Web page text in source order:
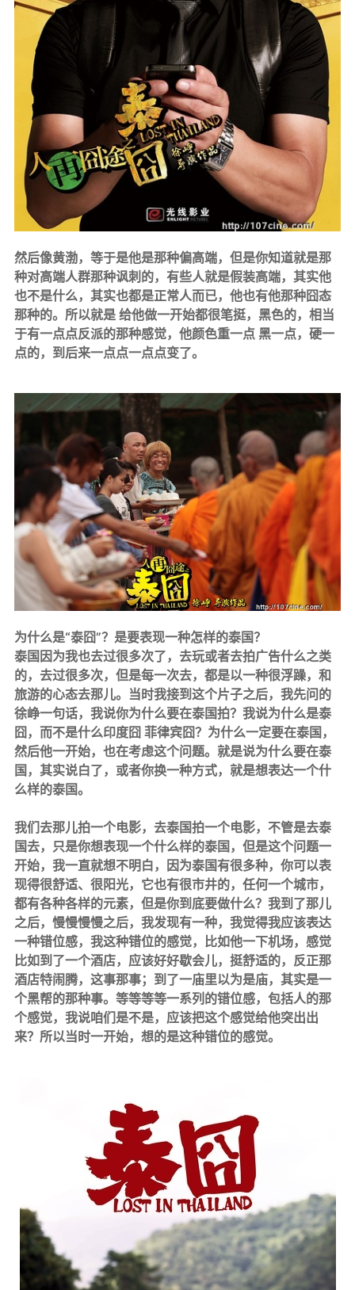
然后像黄渤，等于是他是那种偏高端，但是你知道就是那
种对高端人群那种讽刺的，有些人就是假装高端，其实他
也不是什么，其实也都是正常人而已，他也有他那种囧态
那种的。所以就是 给他做一开始都很笔挺，黑色的，相当
于有一点点反派的那种感觉，他颜色重一点 黑一点，硬一
点的，到后来一点点一点点变了。
为什么是“泰囧”？是要表现一种怎样的泰国？
泰国因为我也去过很多次了，去玩或者去拍广告什么之类
的，去过很多次，但是每一次去，都是以一种很浮躁，和
旅游的心态去那儿。当时我接到这个片子之后，我先问的
徐峥一句话，我说你为什么要在泰国拍？我说为什么是泰
囧，而不是什么印度囧 菲律宾囧？为什么一定要在泰国，
然后他一开始，也在考虑这个问题。就是说为什么要在泰
国，其实说白了，或者你换一种方式，就是想表达一个什
么样的泰国。
我们去那儿拍一个电影，去泰国拍一个电影，不管是去泰
国去，只是你想表现一个什么样的泰国，但是这个问题一
开始，我一直就想不明白，因为泰国有很多种，你可以表
现得很舒适、很阳光，它也有很市井的，任何一个城市，
都有各种各样的元素，但是你到底要做什么？我到了那儿
之后，慢慢慢慢之后，我发现有一种，我觉得我应该表达
一种错位感，我这种错位的感觉，比如他一下机场，感觉
比如到了一个酒店，应该好好歇会儿，挺舒适的，反正那
酒店特闹腾，这事那事；到了一庙里以为是庙，其实是一
个黑帮的那种事。等等等等一系列的错位感，包括人的那
个感觉，我说咱们是不是，应该把这个感觉给他突出出
来？所以当时一开始，想的是这种错位的感觉。